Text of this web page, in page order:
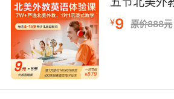
“Drum”的英语对话或演讲，模
进行跟读练习。例如，可以选
电影中的相关片段。 造句练习
其相关短语造句，并将其应用
例如： I need to drum up
for the upcoming project.（
¥9 原价888元